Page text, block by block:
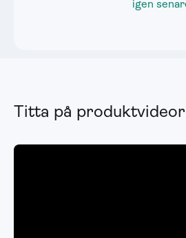
igen
Titta på produktvideor